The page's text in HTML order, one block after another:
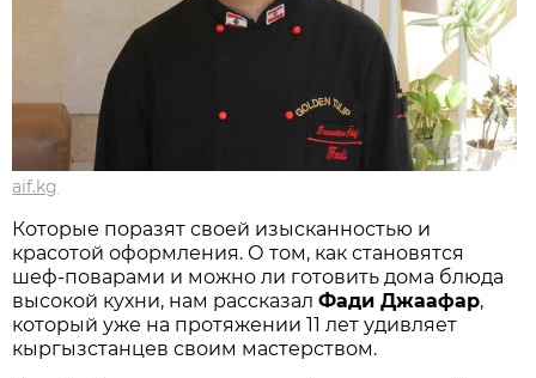
aif.kg
Которые поразят своей изысканностью и
красотой оформления. О том, как становятся
шеф-поварами и можно ли готовить дома блюда
высокой кухни, нам рассказалФади Джаафар,
который уже на протяжении 11 лет удивляет
кыргызстанцев своим мастерством.